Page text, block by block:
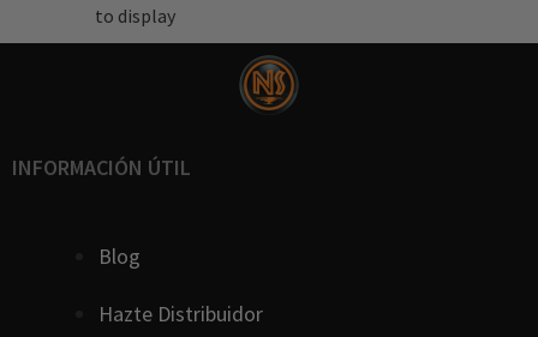
to display
INFORMACIÓN ÚTIL
Blog
Hazte Distribuidor